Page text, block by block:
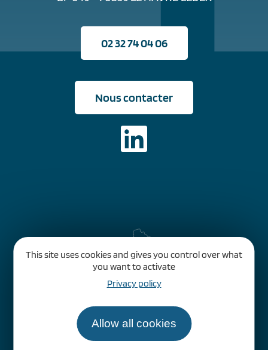
This site uses cookies and gives you control over what
you want to activate
Privacy policy
Allow all cookies
02 32 74 04 06
Nous contacter